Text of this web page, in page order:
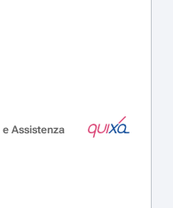
Assistenza